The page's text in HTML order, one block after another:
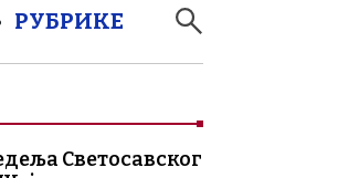
РУБРИКЕ
Светосавског